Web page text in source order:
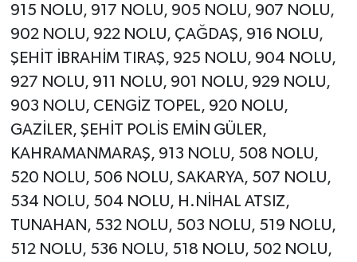
915 NOLU, 917 NOLU, 905 NOLU, 907 NOLU,
902 NOLU, 922 NOLU, ÇAĞDAŞ, 916 NOLU,
ŞEHİT İBRAHİM TIRAŞ, 925 NOLU, 904 NOLU,
927 NOLU, 911 NOLU, 901 NOLU, 929 NOLU,
903 NOLU, CENGİZ TOPEL, 920 NOLU,
GAZİLER, ŞEHİT POLİS EMİN GÜLER,
KAHRAMANMARAŞ, 913 NOLU, 508 NOLU,
520 NOLU, 506 NOLU, SAKARYA, 507 NOLU,
534 NOLU, 504 NOLU, H.NİHAL ATSIZ,
TUNAHAN, 532 NOLU, 503 NOLU, 519 NOLU,
512 NOLU, 536 NOLU, 518 NOLU, 502 NOLU,